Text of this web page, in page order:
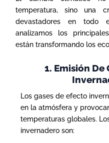
temperatura, sino una
devastadores en todo
analizamos los
están transformando los
1. Emisión De
Los gases de efecto
en la atmósfera y
temperaturas globales.
invernadero son: